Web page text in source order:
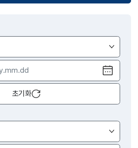
달력
열기
초기화